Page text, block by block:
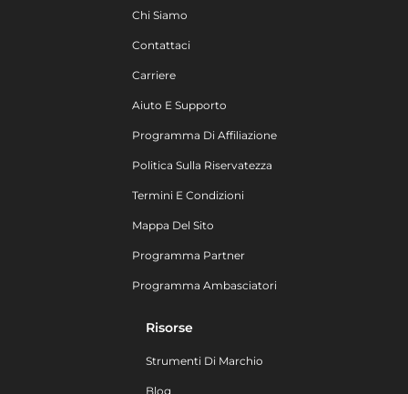
Chi Siamo
Contattaci
Carriere
Aiuto E Supporto
Programma Di Affiliazione
Politica Sulla Riservatezza
Termini E Condizioni
Mappa Del Sito
Programma Partner
Programma Ambasciatori
Risorse
Strumenti Di Marchio
Blog